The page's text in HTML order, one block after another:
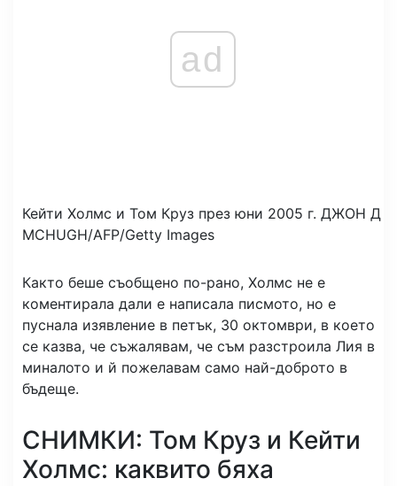
ad
Кейти Холмс и Том Круз през юни 2005 г. ДЖОН Д
MCHUGH/AFP/Getty Images
Както беше съобщено по-рано, Холмс не е
коментирала дали е написала писмото, но е
пуснала изявление в петък, 30 октомври, в което
се казва, че съжалявам, че съм разстроила Лия в
миналото и й пожелавам само най-доброто в
бъдеще.
СНИМКИ: Том Круз и Кейти
Холмс: каквито бяха